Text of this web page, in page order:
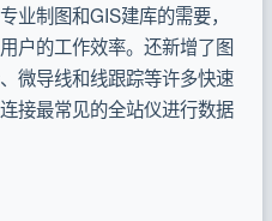
业制图和GIS建库的需要，
户的工作效率。还新增了图
微导线和线跟踪等许多快速
接最常见的全站仪进行数据